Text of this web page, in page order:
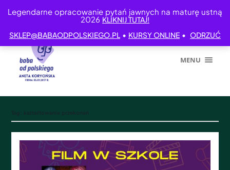
Legendarne opracowanie pytań jawnych na maturę ustną
2026 KLIKNIJ TUTAJ!
SKLEP@BABAODPOLSKIEGO.PL • KURSY ONLINE • ODRZUĆ
MENU